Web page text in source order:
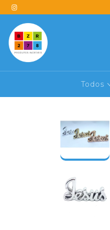
Todos